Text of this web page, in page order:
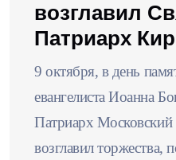
возглавил
Патриарх
9 октября, в день
евангелиста Иоанна
Патриарх
возглавил